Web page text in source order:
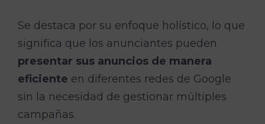
Se destaca por su enfoque holístico, lo que
significa que los anunciantes pueden
presentar sus anuncios de manera
eficiente en diferentes redes de Google
sin la necesidad de gestionar múltiples
campañas.